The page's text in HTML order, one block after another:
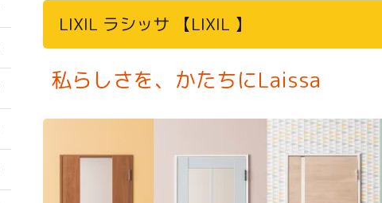
LIXIL ラシッサ 【LIXIL 】
私らしさを、かたちにLaissa